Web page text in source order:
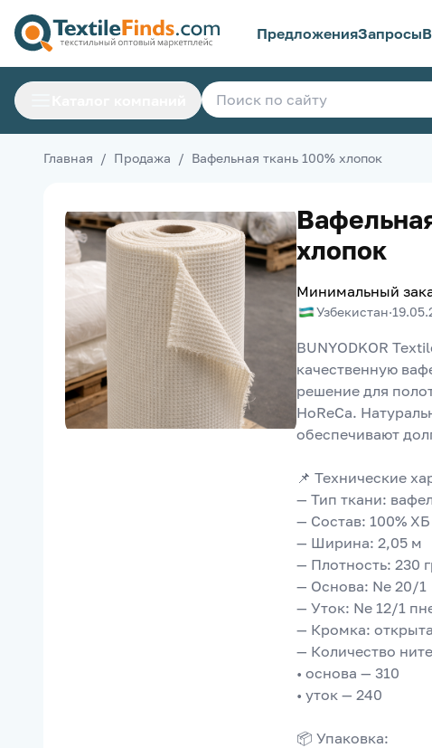
ПредложенияЗапросы
Главная / Продажа / Вафельная ткань 100% хлопок
хлопок
Минимальный
Узбекистан·
BUNYODKOR
качественную
решение для
HoReCa.
обеспечивают
📌 Технические
— Тип ткани:
— Состав: 100% ХБ
— Ширина: 2,05 м
— Плотность: 230
— Основа: Ne 20/1
— Уток: Ne 12/1
— Кромка:
— Количество
• основа — 310
• уток — 240
📦 Упаковка: